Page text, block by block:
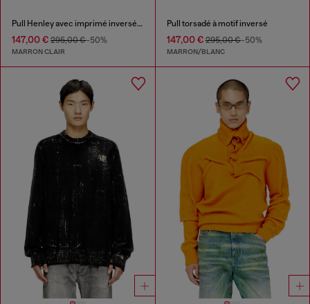
Pull Henley avec imprimé inversé délavé
147,00 € 295,00 €-50%
MARRON CLAIR
Pull torsadé à motif inversé
147,00 €295,00 €-50%
MARRON/BLANC